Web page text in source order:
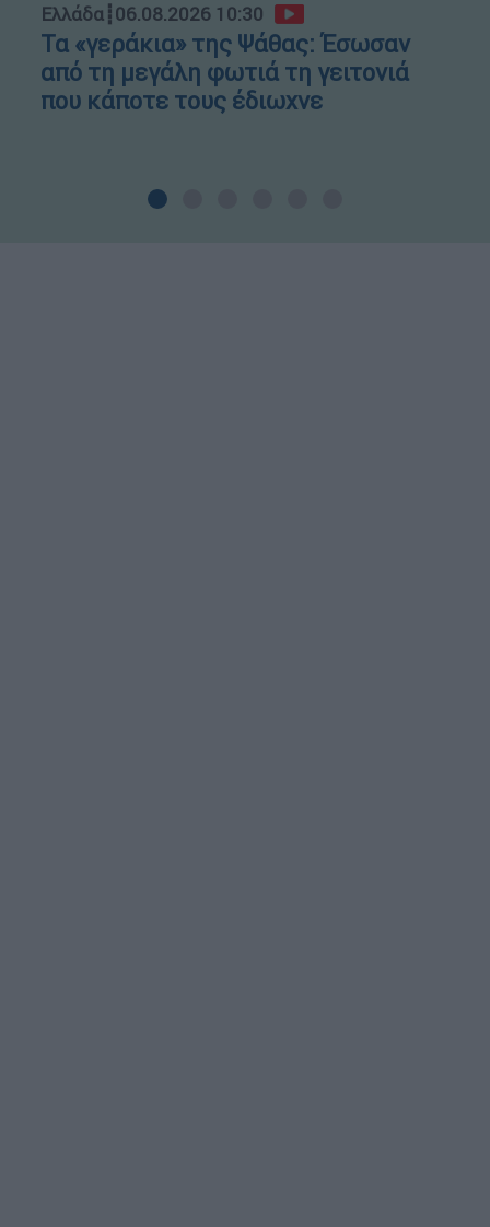
Ελλάδα┋06.08.2026 10:30
Τα «γεράκια» της Ψάθας: Έσωσαν
από τη μεγάλη φωτιά τη γειτονιά
που κάποτε τους έδιωχνε